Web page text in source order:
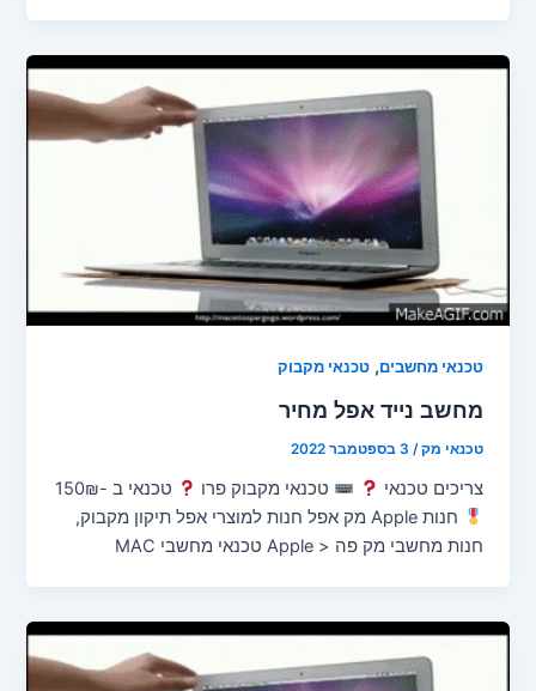
טכנאי מחשבים,טכנאי מקבוק
מחשב נייד אפל מחיר
טכנאי מק/ 3 בספטמבר 2022
צריכים טכנאי טכנאי מקבוק פרו
טכנאי ב -150₪
חנות Apple מק אפל חנות למוצרי אפל תיקון מקבוק,
חנות מחשבי מק פה < Apple טכנאי מחשבי MAC